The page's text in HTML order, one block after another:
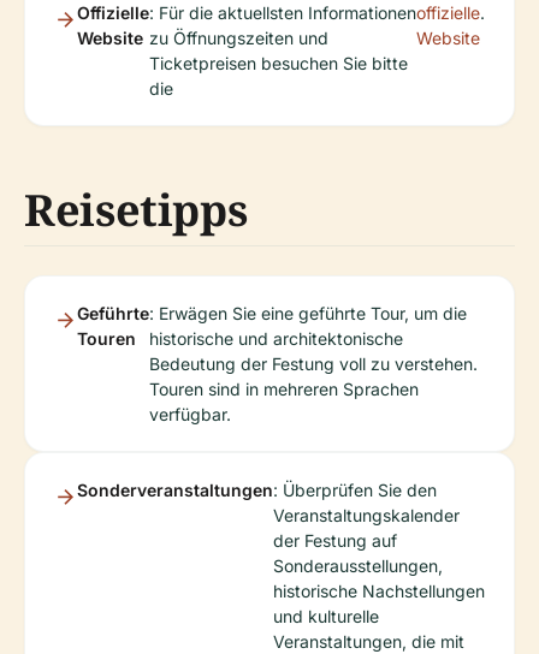
Offizielle
Website
: Für die aktuellsten Informationen
zu Öffnungszeiten und
Ticketpreisen besuchen Sie bitte
die
offizielle
Website
.
Reisetipps
Geführte
Touren
: Erwägen Sie eine geführte Tour, um die
historische und architektonische
Bedeutung der Festung voll zu verstehen.
Touren sind in mehreren Sprachen
verfügbar.
Sonderveranstaltungen: Überprüfen Sie den
Veranstaltungskalender
der Festung auf
Sonderausstellungen,
historische Nachstellungen
und kulturelle
Veranstaltungen, die mit